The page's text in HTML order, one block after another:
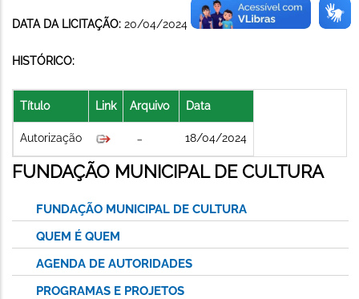
DATA DA LICITAÇÃO: 20/04/2024
HISTÓRICO:
Título Link Arquivo Data
Autorização 18/04/2024
FUNDAÇÃO MUNICIPAL DE CULTURA
FUNDAÇÃO MUNICIPAL DE CULTURA
QUEM É QUEM
AGENDA DE AUTORIDADES
PROGRAMAS E PROJETOS